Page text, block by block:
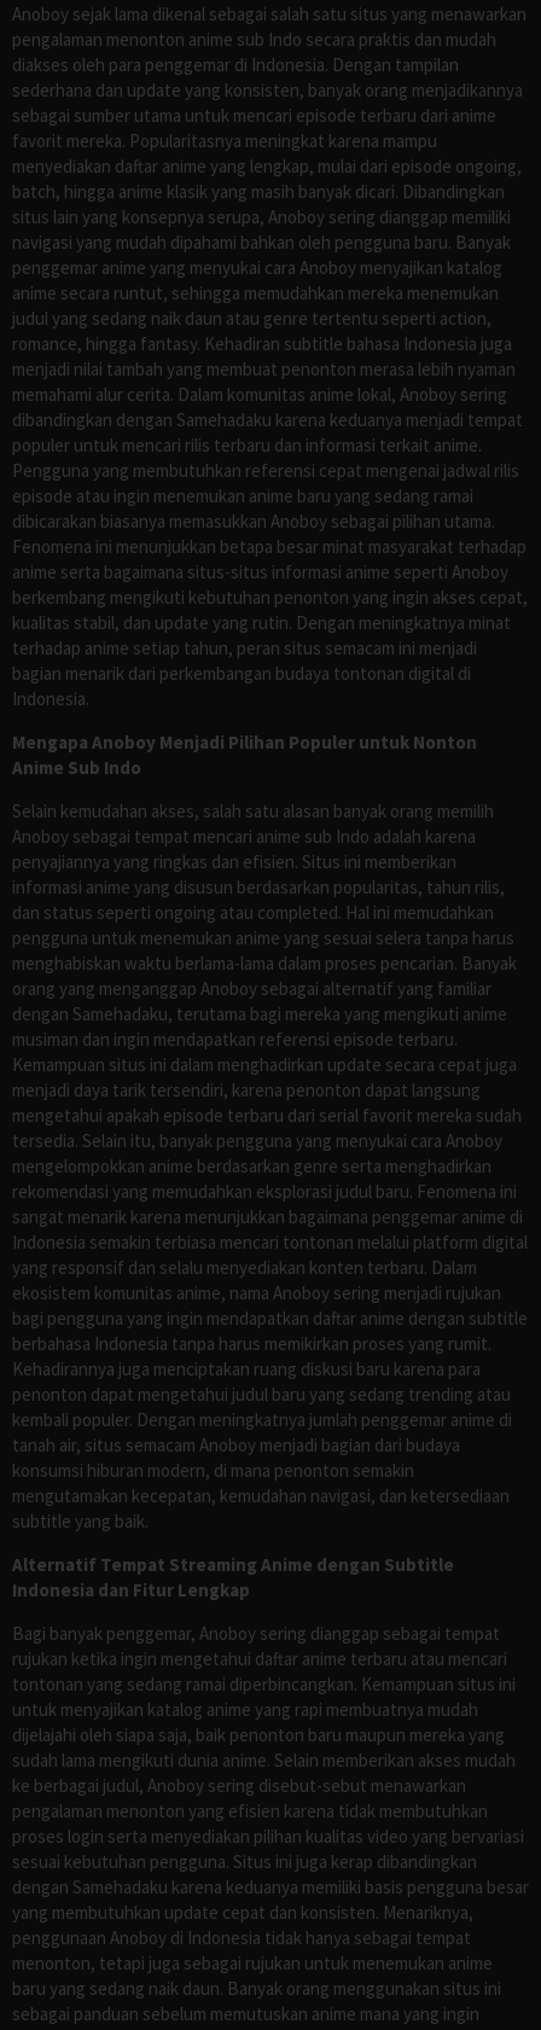
Anoboy sejak lama dikenal sebagai salah satu situs yang menawarkan
pengalaman menonton anime sub Indo secara praktis dan mudah
diakses oleh para penggemar di Indonesia. Dengan tampilan
sederhana dan update yang konsisten, banyak orang menjadikannya
sebagai sumber utama untuk mencari episode terbaru dari anime
favorit mereka. Popularitasnya meningkat karena mampu
menyediakan daftar anime yang lengkap, mulai dari episode ongoing,
batch, hingga anime klasik yang masih banyak dicari. Dibandingkan
situs lain yang konsepnya serupa, Anoboy sering dianggap memiliki
navigasi yang mudah dipahami bahkan oleh pengguna baru. Banyak
penggemar anime yang menyukai cara Anoboy menyajikan katalog
anime secara runtut, sehingga memudahkan mereka menemukan
judul yang sedang naik daun atau genre tertentu seperti action,
romance, hingga fantasy. Kehadiran subtitle bahasa Indonesia juga
menjadi nilai tambah yang membuat penonton merasa lebih nyaman
memahami alur cerita. Dalam komunitas anime lokal, Anoboy sering
dibandingkan dengan Samehadaku karena keduanya menjadi tempat
populer untuk mencari rilis terbaru dan informasi terkait anime.
Pengguna yang membutuhkan referensi cepat mengenai jadwal rilis
episode atau ingin menemukan anime baru yang sedang ramai
dibicarakan biasanya memasukkan Anoboy sebagai pilihan utama.
Fenomena ini menunjukkan betapa besar minat masyarakat terhadap
anime serta bagaimana situs-situs informasi anime seperti Anoboy
berkembang mengikuti kebutuhan penonton yang ingin akses cepat,
kualitas stabil, dan update yang rutin. Dengan meningkatnya minat
terhadap anime setiap tahun, peran situs semacam ini menjadi
bagian menarik dari perkembangan budaya tontonan digital di
Indonesia.
Mengapa Anoboy Menjadi Pilihan Populer untuk Nonton
Anime Sub Indo
Selain kemudahan akses, salah satu alasan banyak orang memilih
Anoboy sebagai tempat mencari anime sub Indo adalah karena
penyajiannya yang ringkas dan efisien. Situs ini memberikan
informasi anime yang disusun berdasarkan popularitas, tahun rilis,
dan status seperti ongoing atau completed. Hal ini memudahkan
pengguna untuk menemukan anime yang sesuai selera tanpa harus
menghabiskan waktu berlama-lama dalam proses pencarian. Banyak
orang yang menganggap Anoboy sebagai alternatif yang familiar
dengan Samehadaku, terutama bagi mereka yang mengikuti anime
musiman dan ingin mendapatkan referensi episode terbaru.
Kemampuan situs ini dalam menghadirkan update secara cepat juga
menjadi daya tarik tersendiri, karena penonton dapat langsung
mengetahui apakah episode terbaru dari serial favorit mereka sudah
tersedia. Selain itu, banyak pengguna yang menyukai cara Anoboy
mengelompokkan anime berdasarkan genre serta menghadirkan
rekomendasi yang memudahkan eksplorasi judul baru. Fenomena ini
sangat menarik karena menunjukkan bagaimana penggemar anime di
Indonesia semakin terbiasa mencari tontonan melalui platform digital
yang responsif dan selalu menyediakan konten terbaru. Dalam
ekosistem komunitas anime, nama Anoboy sering menjadi rujukan
bagi pengguna yang ingin mendapatkan daftar anime dengan subtitle
berbahasa Indonesia tanpa harus memikirkan proses yang rumit.
Kehadirannya juga menciptakan ruang diskusi baru karena para
penonton dapat mengetahui judul baru yang sedang trending atau
kembali populer. Dengan meningkatnya jumlah penggemar anime di
tanah air, situs semacam Anoboy menjadi bagian dari budaya
konsumsi hiburan modern, di mana penonton semakin
mengutamakan kecepatan, kemudahan navigasi, dan ketersediaan
subtitle yang baik.
Alternatif Tempat Streaming Anime dengan Subtitle
Indonesia dan Fitur Lengkap
Bagi banyak penggemar, Anoboy sering dianggap sebagai tempat
rujukan ketika ingin mengetahui daftar anime terbaru atau mencari
tontonan yang sedang ramai diperbincangkan. Kemampuan situs ini
untuk menyajikan katalog anime yang rapi membuatnya mudah
dijelajahi oleh siapa saja, baik penonton baru maupun mereka yang
sudah lama mengikuti dunia anime. Selain memberikan akses mudah
ke berbagai judul, Anoboy sering disebut-sebut menawarkan
pengalaman menonton yang efisien karena tidak membutuhkan
proses login serta menyediakan pilihan kualitas video yang bervariasi
sesuai kebutuhan pengguna. Situs ini juga kerap dibandingkan
dengan Samehadaku karena keduanya memiliki basis pengguna besar
yang membutuhkan update cepat dan konsisten. Menariknya,
penggunaan Anoboy di Indonesia tidak hanya sebagai tempat
menonton, tetapi juga sebagai rujukan untuk menemukan anime
baru yang sedang naik daun. Banyak orang menggunakan situs ini
sebagai panduan sebelum memutuskan anime mana yang ingin